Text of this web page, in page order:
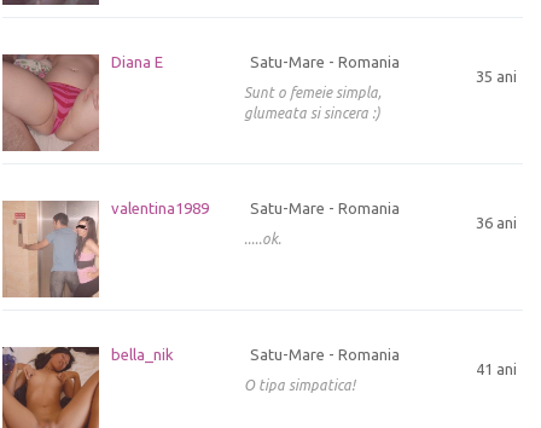
Diana E
35 ani
Satu-Mare - Romania
Sunt o femeie simpla,
glumeata si sincera :)
valentina1989
36 ani
Satu-Mare - Romania
.....ok.
bella_nik
41 ani
Satu-Mare - Romania
O tipa simpatica!